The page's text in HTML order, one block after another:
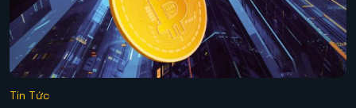
Tin Tức